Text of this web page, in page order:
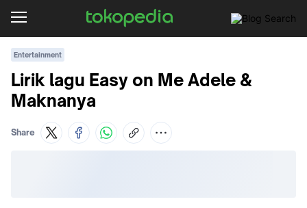
Entertainment
Lirik lagu Easy on Me Adele &
Maknanya
Share